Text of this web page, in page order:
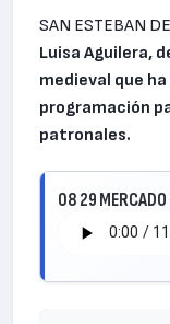
SAN ESTEBAN
Luisa Aguilera,
medieval que
programación
patronales.
08 29 MERCADO